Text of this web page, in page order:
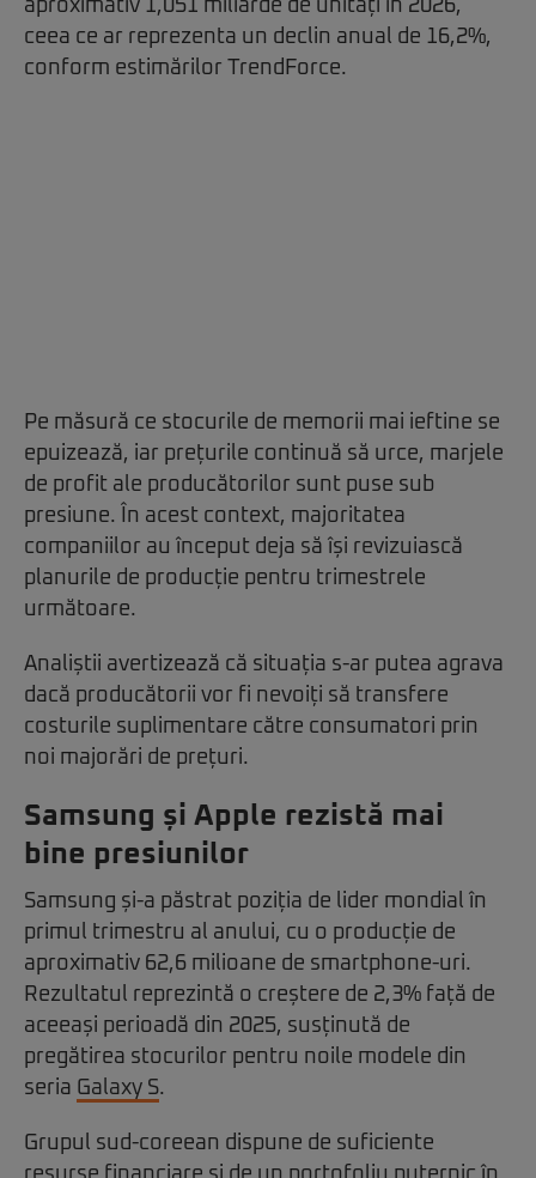
aproximativ 1,051 miliarde de unități în 2026,
ceea ce ar reprezenta un declin anual de 16,2%,
conform estimărilor TrendForce.
Pe măsură ce stocurile de memorii mai ieftine se
epuizează, iar prețurile continuă să urce, marjele
de profit ale producătorilor sunt puse sub
presiune. În acest context, majoritatea
companiilor au început deja să își revizuiască
planurile de producție pentru trimestrele
următoare.
Analiștii avertizează că situația s-ar putea agrava
dacă producătorii vor fi nevoiți să transfere
costurile suplimentare către consumatori prin
noi majorări de prețuri.
Samsung și Apple rezistă mai
bine presiunilor
Samsung și-a păstrat poziția de lider mondial în
primul trimestru al anului, cu o producție de
aproximativ 62,6 milioane de smartphone-uri.
Rezultatul reprezintă o creștere de 2,3% față de
aceeași perioadă din 2025, susținută de
pregătirea stocurilor pentru noile modele din
seria Galaxy S.
Grupul sud-coreean dispune de suficiente